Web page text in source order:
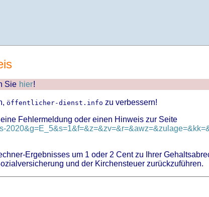
Sie hier!
öffentlicher-dienst.info zu verbessern!
Fehlermeldung oder einen Hinweis zur Seite
Ergebnisses um 1 oder 2 Cent zu Ihrer
und der Kirchensteuer zurückzuführen.